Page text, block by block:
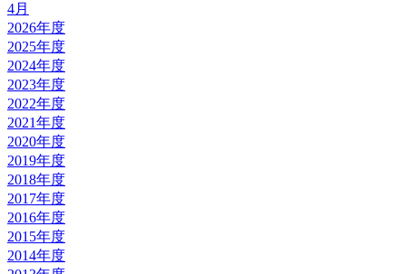
4月
2026年度
2025年度
2024年度
2023年度
2022年度
2021年度
2020年度
2019年度
2018年度
2017年度
2016年度
2015年度
2014年度